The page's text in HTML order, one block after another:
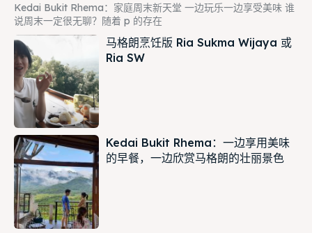
Kedai Bukit Rhema：家庭周末新天堂 一边玩乐一边享受美味 谁
说周末一定很无聊？随着 p 的存在
马格朗烹饪版 Ria Sukma Wijaya 或
Ria SW
Kedai Bukit Rhema：一边享用美味
的早餐，一边欣赏马格朗的壮丽景色